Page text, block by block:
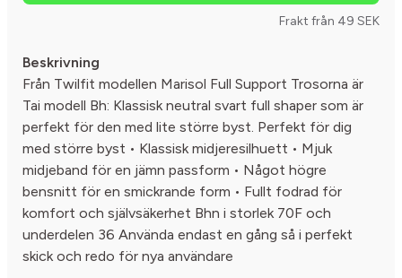
Frakt från 49 SEK
Beskrivning
Från Twilfit modellen Marisol Full Support Trosorna är
Tai modell Bh: Klassisk neutral svart full shaper som är
perfekt för den med lite större byst. Perfekt för dig
med större byst • Klassisk midjeresilhuett • Mjuk
midjeband för en jämn passform • Något högre
bensnitt för en smickrande form • Fullt fodrad för
komfort och självsäkerhet Bhn i storlek 70F och
underdelen 36 Använda endast en gång så i perfekt
skick och redo för nya användare